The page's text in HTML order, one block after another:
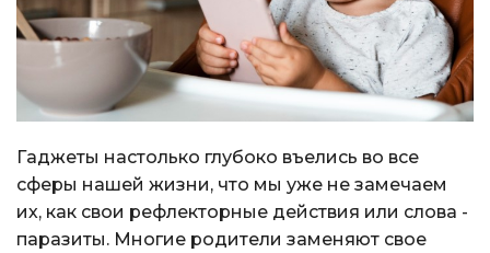
Гаджеты настолько глубоко въелись во все
сферы нашей жизни, что мы уже не замечаем
их, как свои рефлекторные действия или слова -
паразиты. Многие родители заменяют свое